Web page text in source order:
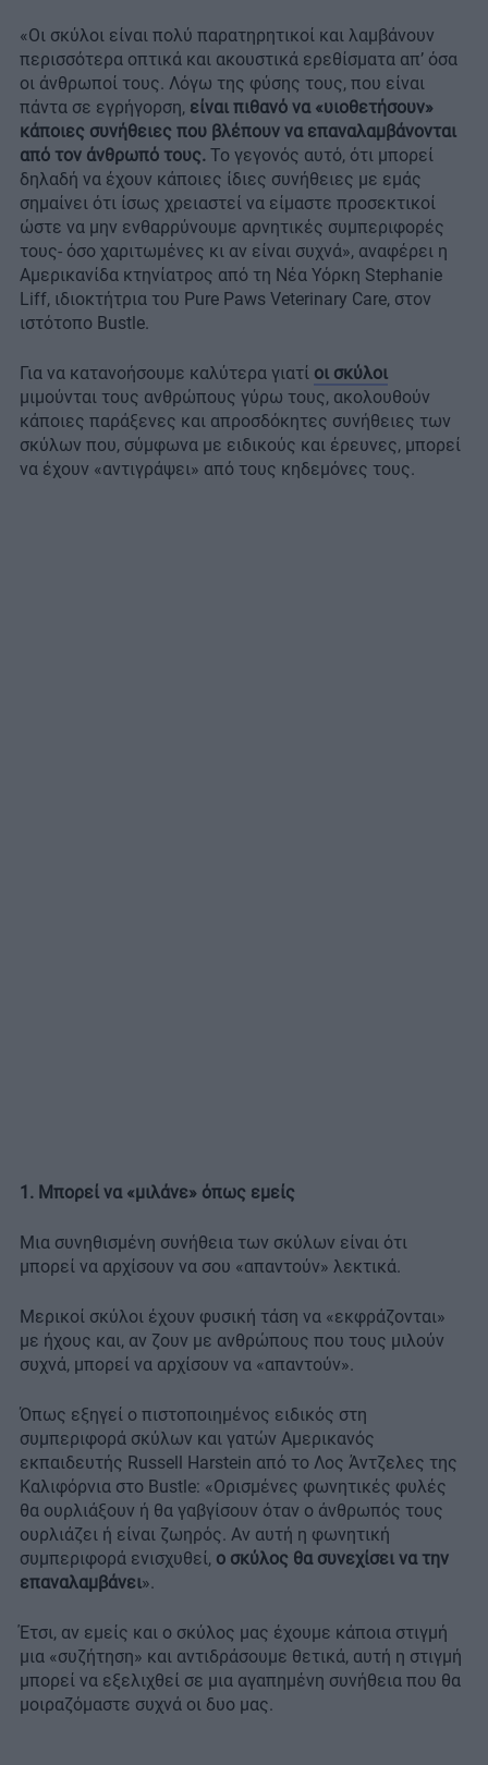
«Οι σκύλοι είναι πολύ παρατηρητικοί και λαμβάνουν
περισσότερα οπτικά και ακουστικά ερεθίσματα απ’ όσα
οι άνθρωποί τους. Λόγω της φύσης τους, που είναι
πάντα σε εγρήγορση, είναι πιθανό να «υιοθετήσουν»
κάποιες συνήθειες που βλέπουν να επαναλαμβάνονται
από τον άνθρωπό τους. Το γεγονός αυτό, ότι μπορεί
δηλαδή να έχουν κάποιες ίδιες συνήθειες με εμάς
σημαίνει ότι ίσως χρειαστεί να είμαστε προσεκτικοί
ώστε να μην ενθαρρύνουμε αρνητικές συμπεριφορές
τους- όσο χαριτωμένες κι αν είναι συχνά», αναφέρει η
Αμερικανίδα κτηνίατρος από τη Νέα Υόρκη Stephanie
Liff, ιδιοκτήτρια του Pure Paws Veterinary Care, στον
ιστότοπο Bustle.
Για να κατανοήσουμε καλύτερα γιατί οι σκύλοι
μιμούνται τους ανθρώπους γύρω τους, ακολουθούν
κάποιες παράξενες και απροσδόκητες συνήθειες των
σκύλων που, σύμφωνα με ειδικούς και έρευνες, μπορεί
να έχουν «αντιγράψει» από τους κηδεμόνες τους.
1. Μπορεί να «μιλάνε» όπως εμείς
Μια συνηθισμένη συνήθεια των σκύλων είναι ότι
μπορεί να αρχίσουν να σου «απαντούν» λεκτικά.
Μερικοί σκύλοι έχουν φυσική τάση να «εκφράζονται»
με ήχους και, αν ζουν με ανθρώπους που τους μιλούν
συχνά, μπορεί να αρχίσουν να «απαντούν».
Όπως εξηγεί ο πιστοποιημένος ειδικός στη
συμπεριφορά σκύλων και γατών Αμερικανός
εκπαιδευτής Russell Harstein από το Λος Άντζελες της
Καλιφόρνια στο Bustle: «Ορισμένες φωνητικές φυλές
θα ουρλιάξουν ή θα γαβγίσουν όταν ο άνθρωπός τους
ουρλιάζει ή είναι ζωηρός. Αν αυτή η φωνητική
συμπεριφορά ενισχυθεί, ο σκύλος θα συνεχίσει να την
επαναλαμβάνει».
Έτσι, αν εμείς και ο σκύλος μας έχουμε κάποια στιγμή
μια «συζήτηση» και αντιδράσουμε θετικά, αυτή η στιγμή
μπορεί να εξελιχθεί σε μια αγαπημένη συνήθεια που θα
μοιραζόμαστε συχνά οι δυο μας.